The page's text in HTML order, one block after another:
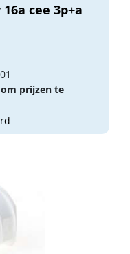
cee 3p+a
om prijzen te